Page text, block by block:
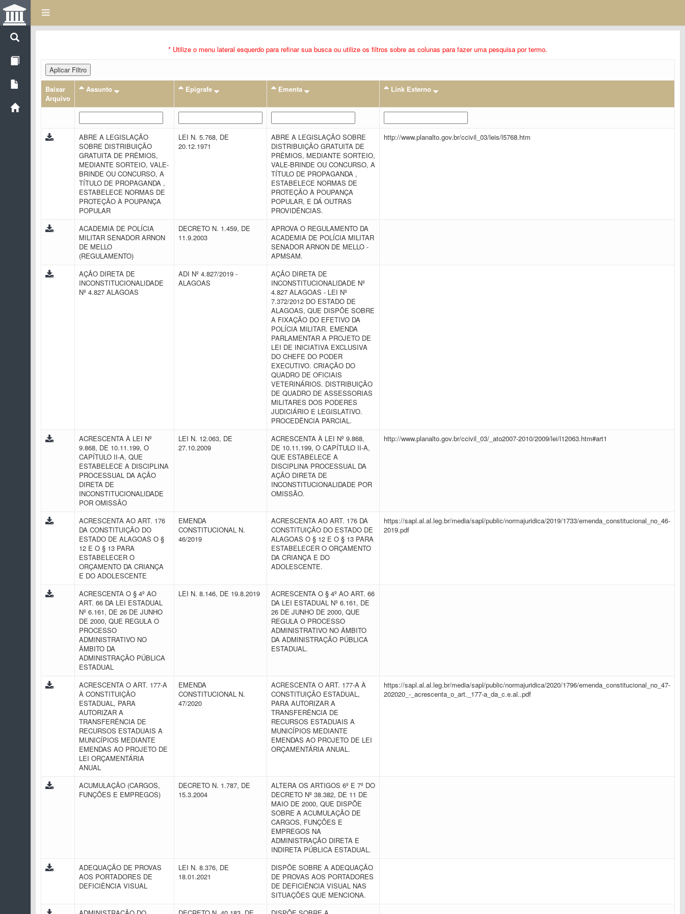
* Utilize o menu lateral esquerdo para refinar sua busca ou utilize os filtros sobre as colunas para fazer uma pesquisa por termo.
Aplicar Filtro
Baixar
Arquivo
Assunto Epigrafe Ementa Link Externo
ABRE A LEGISLAÇÃO
SOBRE DISTRIBUIÇÃO
GRATUITA DE PRÊMIOS,
MEDIANTE SORTEIO, VALE-
BRINDE OU CONCURSO, A
TÍTULO DE PROPAGANDA ,
ESTABELECE NORMAS DE
PROTEÇÃO À POUPANÇA
POPULAR
LEI N. 5.768, DE
20.12.1971
ABRE A LEGISLAÇÃO SOBRE
DISTRIBUIÇÃO GRATUITA DE
PRÊMIOS, MEDIANTE SORTEIO,
VALE-BRINDE OU CONCURSO, A
TÍTULO DE PROPAGANDA ,
ESTABELECE NORMAS DE
PROTEÇÃO À POUPANÇA
POPULAR, E DÁ OUTRAS
PROVIDÊNCIAS.
http://www.planalto.gov.br/ccivil_03/leis/l5768.htm
ACADEMIA DE POLÍCIA
MILITAR SENADOR ARNON
DE MELLO
(REGULAMENTO)
DECRETO N. 1.459, DE
11.9.2003
APROVA O REGULAMENTO DA
ACADEMIA DE POLÍCIA MILITAR
SENADOR ARNON DE MELLO -
APMSAM.
AÇÃO DIRETA DE
INCONSTITUCIONALIDADE
Nº 4.827 ALAGOAS
ADI Nº 4.827/2019 -
ALAGOAS
AÇÃO DIRETA DE
INCONSTITUCIONALIDADE Nº
4.827 ALAGOAS - LEI Nº
7.372/2012 DO ESTADO DE
ALAGOAS, QUE DISPÕE SOBRE
A FIXAÇÃO DO EFETIVO DA
POLÍCIA MILITAR. EMENDA
PARLAMENTAR A PROJETO DE
LEI DE INICIATIVA EXCLUSIVA
DO CHEFE DO PODER
EXECUTIVO. CRIAÇÃO DO
QUADRO DE OFICIAIS
VETERINÁRIOS. DISTRIBUIÇÃO
DE QUADRO DE ASSESSORIAS
MILITARES DOS PODERES
JUDICIÁRIO E LEGISLATIVO.
PROCEDÊNCIA PARCIAL.
ACRESCENTA À LEI Nº
9.868, DE 10.11.199, O
CAPÍTULO II-A, QUE
ESTABELECE A DISCIPLINA
PROCESSUAL DA AÇÃO
DIRETA DE
INCONSTITUCIONALIDADE
POR OMISSÃO
LEI N. 12.063, DE
27.10.2009
ACRESCENTA À LEI Nº 9.868,
DE 10.11.199, O CAPÍTULO II-A,
QUE ESTABELECE A
DISCIPLINA PROCESSUAL DA
AÇÃO DIRETA DE
INCONSTITUCIONALIDADE POR
OMISSÃO.
http://www.planalto.gov.br/ccivil_03/_ato2007-2010/2009/lei/l12063.htm#art1
ACRESCENTA AO ART. 176
DA CONSTITUIÇÃO DO
ESTADO DE ALAGOAS O §
12 E O § 13 PARA
ESTABELECER O
ORÇAMENTO DA CRIANÇA
E DO ADOLESCENTE
EMENDA
CONSTITUCIONAL N.
46/2019
ACRESCENTA AO ART. 176 DA
CONSTITUIÇÃO DO ESTADO DE
ALAGOAS O § 12 E O § 13 PARA
ESTABELECER O ORÇAMENTO
DA CRIANÇA E DO
ADOLESCENTE.
https://sapl.al.al.leg.br/media/sapl/public/normajuridica/2019/1733/emenda_constitucional_no_46-
2019.pdf
ACRESCENTA O § 4º AO
ART. 66 DA LEI ESTADUAL
Nº 6.161, DE 26 DE JUNHO
DE 2000, QUE REGULA O
PROCESSO
ADMINISTRATIVO NO
ÂMBITO DA
ADMINISTRAÇÃO PÚBLICA
ESTADUAL
LEI N. 8.146, DE 19.8.2019
ACRESCENTA O § 4º AO ART. 66
DA LEI ESTADUAL Nº 6.161, DE
26 DE JUNHO DE 2000, QUE
REGULA O PROCESSO
ADMINISTRATIVO NO ÂMBITO
DA ADMINISTRAÇÃO PÚBLICA
ESTADUAL.
ACRESCENTA O ART. 177-A
À CONSTITUIÇÃO
ESTADUAL, PARA
AUTORIZAR A
TRANSFERÊNCIA DE
RECURSOS ESTADUAIS A
MUNICÍPIOS MEDIANTE
EMENDAS AO PROJETO DE
LEI ORÇAMENTÁRIA
ANUAL
EMENDA
CONSTITUCIONAL N.
47/2020
ACRESCENTA O ART. 177-A À
CONSTITUIÇÃO ESTADUAL,
PARA AUTORIZAR A
TRANSFERÊNCIA DE
RECURSOS ESTADUAIS A
MUNICÍPIOS MEDIANTE
EMENDAS AO PROJETO DE LEI
ORÇAMENTÁRIA ANUAL.
https://sapl.al.al.leg.br/media/sapl/public/normajuridica/2020/1796/emenda_constitucional_no_47-
202020_-_acrescenta_o_art._177-a_da_c.e.al..pdf
ACUMULAÇÃO (CARGOS,
FUNÇÕES E EMPREGOS)
DECRETO N. 1.787, DE
15.3.2004
ALTERA OS ARTIGOS 6º E 7º DO
DECRETO Nº 38.382, DE 11 DE
MAIO DE 2000, QUE DISPÕE
SOBRE A ACUMULAÇÃO DE
CARGOS, FUNÇÕES E
EMPREGOS NA
ADMINISTRAÇÃO DIRETA E
INDIRETA PÚBLICA ESTADUAL.
ADEQUAÇÃO DE PROVAS
AOS PORTADORES DE
DEFICIÊNCIA VISUAL
LEI N. 8.376, DE
18.01.2021
DISPÕE SOBRE A ADEQUAÇÃO
DE PROVAS AOS PORTADORES
DE DEFICIÊNCIA VISUAL NAS
SITUAÇÕES QUE MENCIONA.